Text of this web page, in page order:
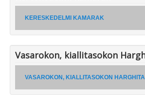
KERESKEDELMI KAMARAK
Vasarokon, kiallitasokon
VASAROKON, KIALLITASOKON HARGHITA